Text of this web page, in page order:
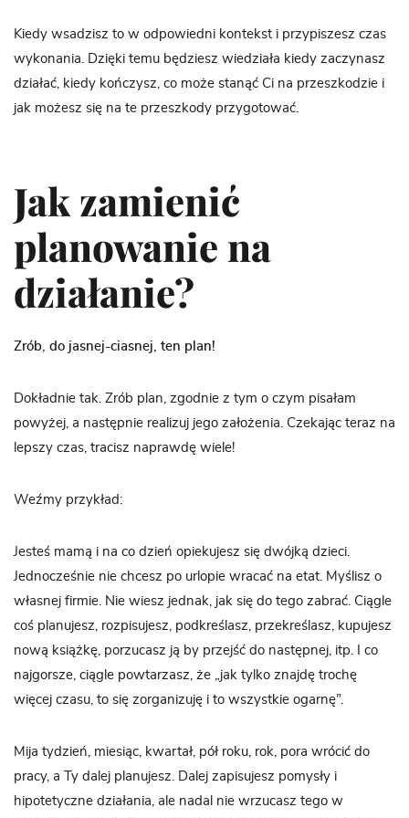
Kiedy wsadzisz to w odpowiedni kontekst i przypiszesz czas
wykonania. Dzięki temu będziesz wiedziała kiedy zaczynasz
działać, kiedy kończysz, co może stanąć Ci na przeszkodzie i
jak możesz się na te przeszkody przygotować.
Jak zamienić
planowanie na
działanie?
Zrób, do jasnej-ciasnej, ten plan!
Dokładnie tak. Zrób plan, zgodnie z tym o czym pisałam
powyżej, a następnie realizuj jego założenia. Czekając teraz na
lepszy czas, tracisz naprawdę wiele!
Weźmy przykład:
Jesteś mamą i na co dzień opiekujesz się dwójką dzieci.
Jednocześnie nie chcesz po urlopie wracać na etat. Myślisz o
własnej firmie. Nie wiesz jednak, jak się do tego zabrać. Ciągle
coś planujesz, rozpisujesz, podkreślasz, przekreślasz, kupujesz
nową książkę, porzucasz ją by przejść do następnej, itp. I co
najgorsze, ciągle powtarzasz, że „jak tylko znajdę trochę
więcej czasu, to się zorganizuję i to wszystkie ogarnę”.
Mija tydzień, miesiąc, kwartał, pół roku, rok, pora wrócić do
pracy, a Ty dalej planujesz. Dalej zapisujesz pomysły i
hipotetyczne działania, ale nadal nie wrzucasz tego w